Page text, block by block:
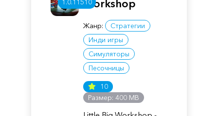
1.0.11510Workshop
Жанр:
Стратегии
Инди игры
Симуляторы
Песочницы
10
Размер: 400 MB